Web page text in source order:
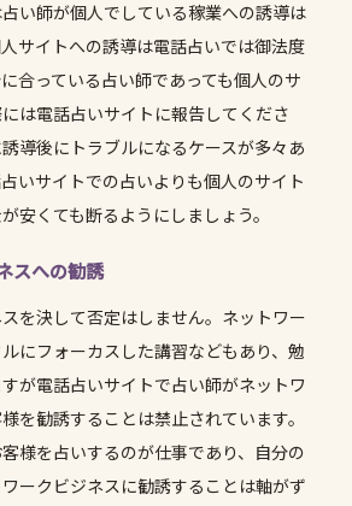
い師が個人でしている稼業への誘導は
サイトへの誘導は電話占いでは御法度
合っている占い師であっても個人のサ
は電話占いサイトに報告してくださ
導後にトラブルになるケースが多々あ
いサイトでの占いよりも個人のサイト
安くても断るようにしましょう。
スへの勧誘
を決して否定はしません。ネットワー
にフォーカスした講習などもあり、勉
が電話占いサイトで占い師がネットワ
を勧誘することは禁止されています。
様を占いするのが仕事であり、自分の
ークビジネスに勧誘することは軸がず